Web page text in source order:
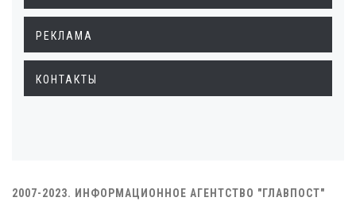
РЕКЛАМА
КОНТАКТЫ
2007-2023. ИНФОРМАЦИОННОЕ АГЕНТСТВО "ГЛАВПОСТ"